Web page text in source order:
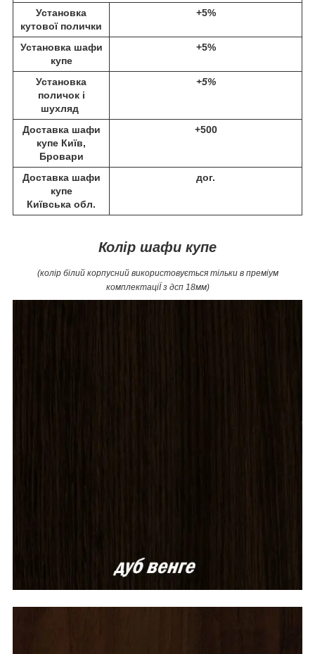
Установка
кутової полички
+5%
Установка шафи
купе
+5%
Установка
поличок і
шухляд
+5%
Доставка шафи
купе Київ,
Бровари
+500
Доставка шафи
купе
Київська обл.
дог.
Колір шафи купе
(колір білий корпусний використовується тільки в преміум
комплектаціЇ з дсп 18мм)